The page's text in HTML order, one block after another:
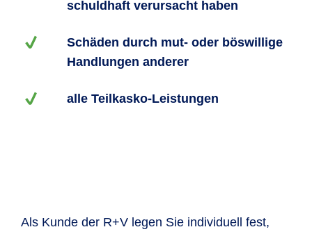
schuldhaft verursacht haben
Schäden durch mut- oder böswillige
Handlungen anderer
alle Teilkasko-Leistungen
Als Kunde der R+V legen Sie individuell fest,